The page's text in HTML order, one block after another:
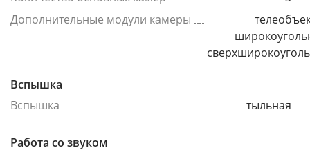
Дополнительные модули камеры
Вспышка
Вспышка
тыльная
Работа со звуком